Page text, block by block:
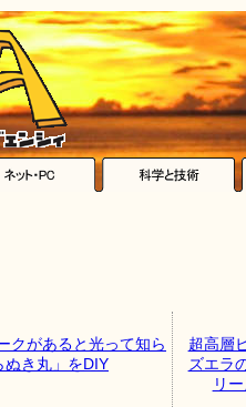
クがあると光って知ら
ぬき丸」をDIY
超高層
ズエラ
リ